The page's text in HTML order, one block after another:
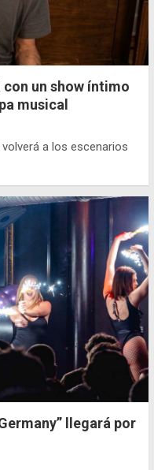
un show íntimo
musical
a los escenarios
llegará por